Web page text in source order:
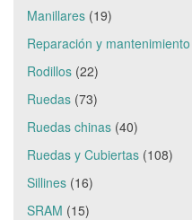
Manillares (19)
Reparación y mantenimiento
Rodillos (22)
Ruedas (73)
Ruedas chinas (40)
Ruedas y Cubiertas (108)
Sillines (16)
SRAM (15)